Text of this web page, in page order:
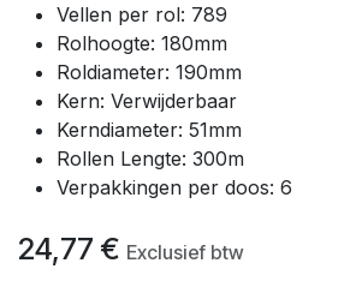
Vellen per rol: 789
Rolhoogte: 180mm
Roldiameter: 190mm
Kern: Verwijderbaar
Kerndiameter: 51mm
Rollen Lengte: 300m
Verpakkingen per doos: 6
24,77 € Exclusief btw